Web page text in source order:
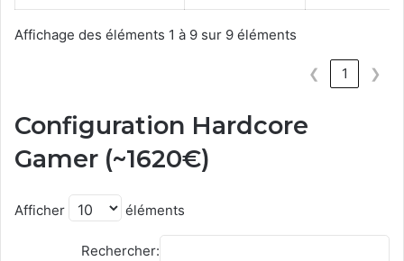
Affichage des éléments 1 à 9 sur 9 éléments
❮ 1 ❯
Configuration Hardcore
Gamer (~1620€)
Afficher éléments
Rechercher: